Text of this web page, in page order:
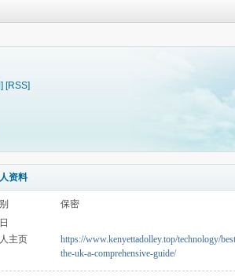
[RSS]
资料
保密
主页
https://www.kenyettadolley.top/technology/
the-uk-a-comprehensive-guide/